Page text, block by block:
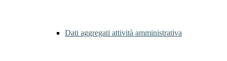
Dati aggregati attività amministrativa